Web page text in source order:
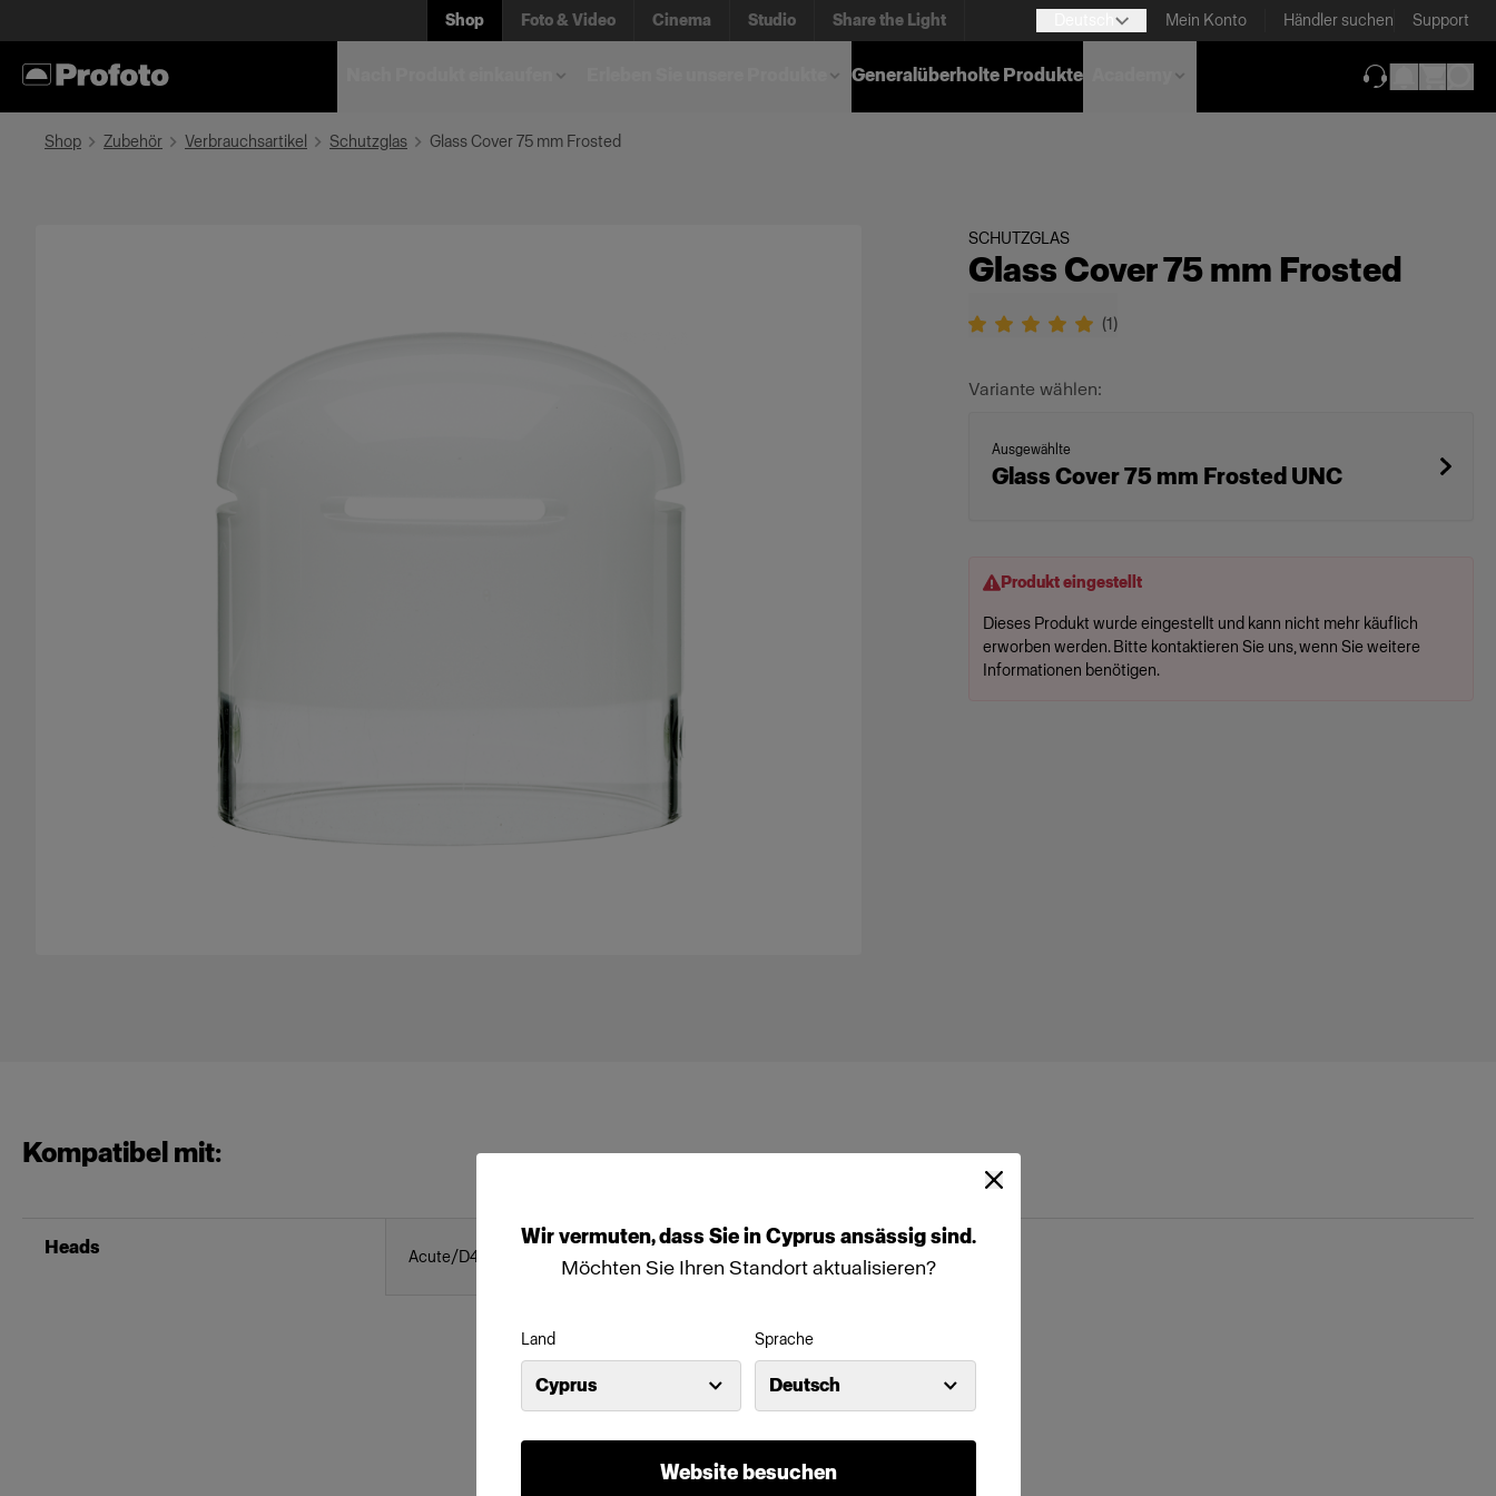
Wirvermuten,dass SieinCyprus ansässigsind.
Möchten Sie Ihren Standort aktualisieren?
Land
Cyprus
Sprache
Deutsch
Website besuchen
Shop Foto & Video Cinema Studio Share the Light Mein Konto Händler suchen Support
Generalüberholte Produkte
Shop Zubehör Verbrauchsartikel Schutzglas Glass Cover 75 mm Frosted
SCHUTZGLAS
Glass Cover 75 mm Frosted
(1)
Variante wählen:
Ausgewählte
Glass Cover 75 mm Frosted UNC
Produkt eingestellt
Dieses Produkt wurde eingestellt und kann nicht mehr käuflich
erworben werden. Bitte kontaktieren Sie uns, wenn Sie weitere
Informationen benötigen.
Kompatibel mit:
Heads Acute/D4 Head